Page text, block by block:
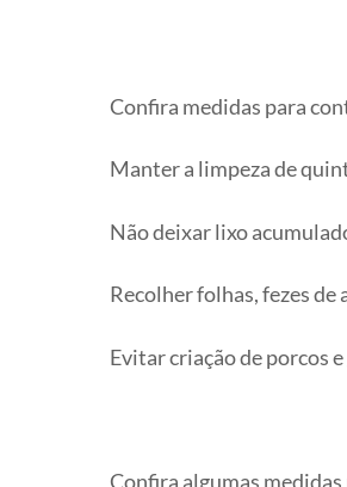
Confira medidas para
Manter a limpeza de
Não deixar lixo
Recolher folhas, fezes
Evitar criação de porcos
Confira algumas